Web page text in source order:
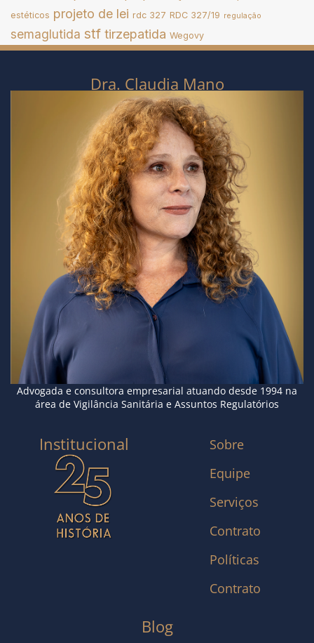
estéticos projeto de lei rdc 327 RDC 327/19 regulação
semaglutida stf tirzepatida Wegovy
Dra. Claudia Mano
Advogada e consultora empresarial atuando desde 1994 na
área de Vigilância Sanitária e Assuntos Regulatórios
Institucional
Sobre
Equipe
Serviços
Contrato
Políticas
Contrato
Blog